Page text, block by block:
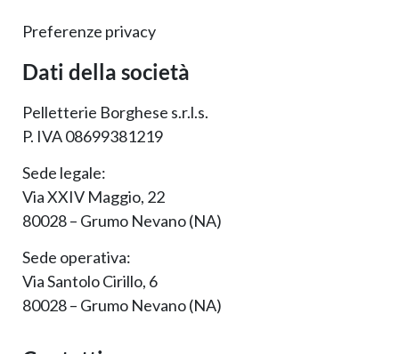
Preferenze privacy
Dati della società
Pelletterie Borghese s.r.l.s.
P. IVA 08699381219
Sede legale:
Via XXIV Maggio, 22
80028 – Grumo Nevano (NA)
Sede operativa:
Via Santolo Cirillo, 6
80028 – Grumo Nevano (NA)